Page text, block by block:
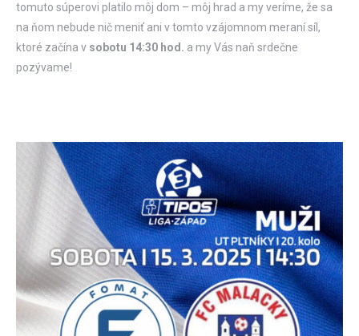
tomuto súperovi platilo môj dom – môj hrad a my veríme, že sa
na ňom nebude nič meniť ani v tomto vzájomnom meraní síl,
ktoré začína v sobotu 14:30 hod. a my Vás naň srdečne
pozývame!